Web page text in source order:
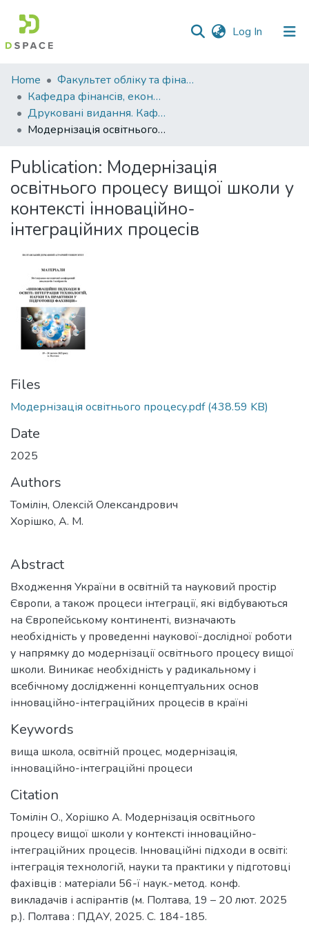
Log In (current)
Communities
&
Collections
All of DSpace
Statistics
Home
Факультет обліку та фінансів
Кафедра фінансів, економічних досліджень і туризму
Друковані видання. Кафедра фінансів, економічних досліджень і туризму
Модернізація освітнього процесу вищої школи у контексті інноваційно-інтеграційних процесів
Publication: Модернізація
освітнього процесу вищої школи у
контексті інноваційно-
інтеграційних процесів
Files
Модернізація освітнього процесу.pdf(438.59 KB)
Date
2025
Authors
Томілін, Олексій Олександрович
Хорішко, А. М.
Abstract
Входження України в освітній та науковий простір
Європи, а також процеси інтеграції, які відбуваються
на Європейському континенті, визначають
необхідність у проведенні наукової-дослідної роботи
у напрямку до модернізації освітнього процесу вищої
школи. Виникає необхідність у радикальному і
всебічному дослідженні концептуальних основ
інноваційно-інтеграційних процесів в країні
Keywords
вища школа, освітній процес, модернізація,
інноваційно-інтеграційні процеси
Citation
Томілін О., Хорішко А. Модернізація освітнього
процесу вищої школи у контексті інноваційно-
інтеграційних процесів. Інноваційні підходи в освіті:
інтеграція технологій, науки та практики у підготовці
фахівців : матеріали 56-ї наук.-метод. конф.
викладачів і аспірантів (м. Полтава, 19 – 20 лют. 2025
р.). Полтава : ПДАУ, 2025. С. 184-185.